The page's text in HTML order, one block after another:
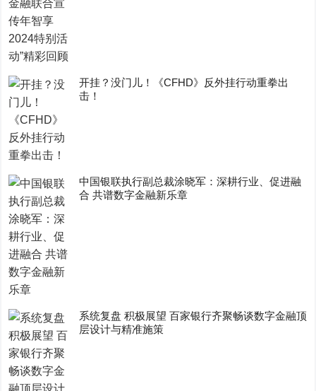
开挂？没门儿！《CFHD》反外挂行动重拳出
击！
中国银联执行副总裁涂晓军：深耕行业、促进融
合 共谱数字金融新乐章
系统复盘 积极展望 百家银行齐聚畅谈数字金融顶
层设计与精准施策